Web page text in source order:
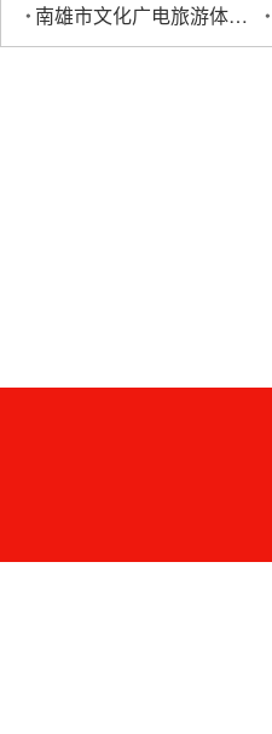
南雄市文化广电旅游体育局